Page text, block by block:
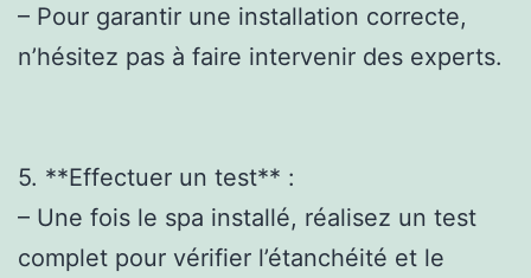
– Pour garantir une installation correcte,
n’hésitez pas à faire intervenir des experts.
5. **Effectuer un test** :
– Une fois le spa installé, réalisez un test
complet pour vérifier l’étanchéité et le